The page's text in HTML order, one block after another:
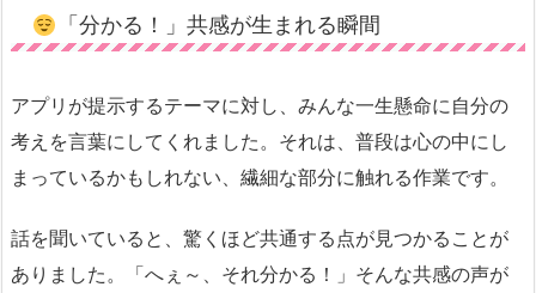
「分かる！」共感が生まれる瞬間
アプリが提示するテーマに対し、みんな一生懸命に自分の
考えを言葉にしてくれました。それは、普段は心の中にし
まっているかもしれない、繊細な部分に触れる作業です。
話を聞いていると、驚くほど共通する点が見つかることが
ありました。「へぇ～、それ分かる！」そんな共感の声が